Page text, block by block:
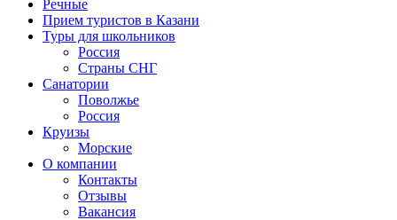
Речные
Прием туристов в Казани
Туры для школьников
Россия
Страны СНГ
Санатории
Поволжье
Россия
Круизы
Морские
О компании
Контакты
Отзывы
Вакансия